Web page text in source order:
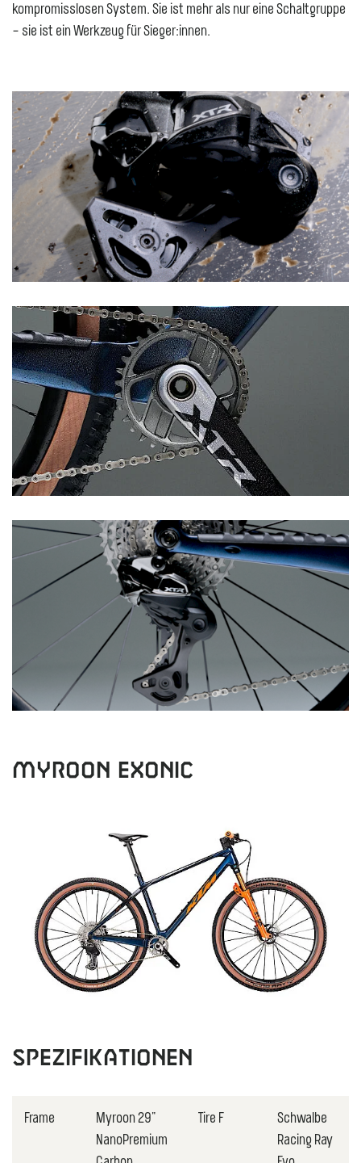
kompromisslosen System. Sie ist mehr als nur eine Schaltgruppe
– sie ist ein Werkzeug für Sieger:innen.
Myroon Exonic
Spezifikationen
Frame
Myroon 29"
NanoPremium
Tire F
Schwalbe
Racing Ray